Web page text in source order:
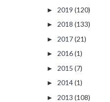
► 2019 (120)
► 2018 (133)
► 2017(21)
► 2016(1)
► 2015 (7)
► 2014(1)
► 2013 (108)